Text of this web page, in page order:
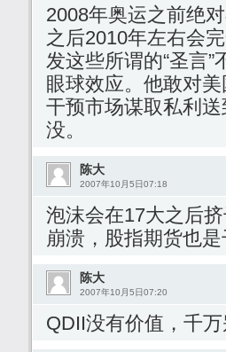
2008年奥运之前绝
之后2010年左右会
发这些所谓的“圣言
眼球效应。他敢对
干预市场谋取私利
没。
陈大
2007年10月5日07:18
泡沫会在17大之后
崩溃，股指期货也是
陈大
2007年10月5日07:20
QDII没有价值，千万